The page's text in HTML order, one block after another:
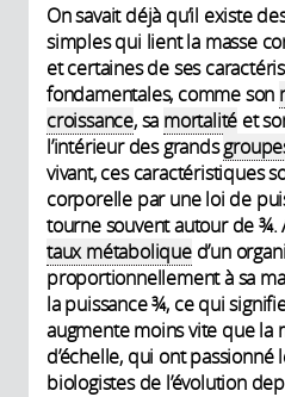
On savait déjà qu’il existe
simples qui lient la masse
et certaines de ses
fondamentales, comme son
croissance, sa mortalité et
l’intérieur des grands
vivant, ces caractéristiques
corporelle par une loi de
tourne souvent autour de ¾.
taux métaboliqued’un
proportionnellement à sa
la puissance ¾, ce qui
augmente moins vite que la
d’échelle, qui ont passionné
biologistes de l’évolution